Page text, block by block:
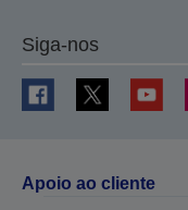
Siga-nos
Apoio ao cliente